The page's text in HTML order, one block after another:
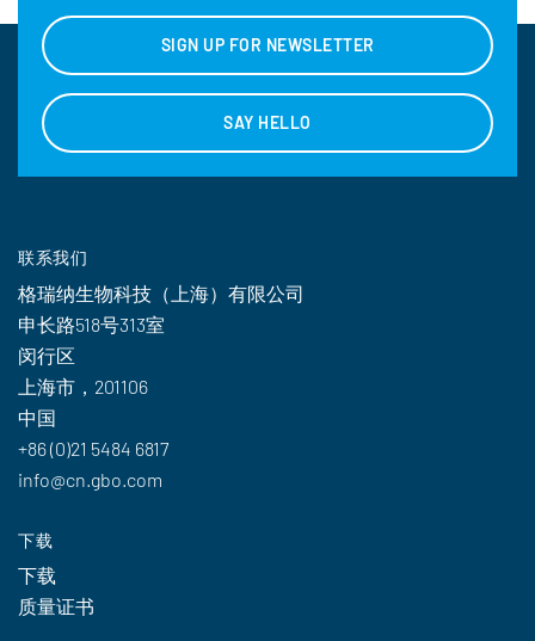
SIGN UP FOR NEWSLETTER
SAY HELLO
联系我们
格瑞纳生物科技（上海）有限公司
申长路518号313室
闵行区
上海市，201106
中国
+86 (0)21 5484 6817
info@cn.gbo.com
下载
下载
质量证书